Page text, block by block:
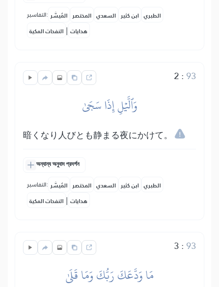
التفاسير: المُيسَّر المختصر السعدي ابن كثير الطبري
النفحات المكية | هدايات
2 :93
وَٱلَّيۡلِ إِذَا سَجَىٰ
暗くなり人びとも静まる夜にかけて。
অন্যান্য অনুবাদ প্রদর্শন
التفاسير: المُيسَّر المختصر السعدي ابن كثير الطبري
النفحات المكية | هدايات
3 :93
مَا وَدَّعَكَ رَبُّكَ وَمَا قَلَىٰ